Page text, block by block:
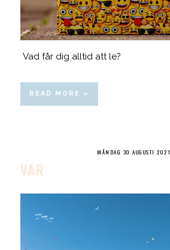
Vad får dig alltid att le?
READ MORE »
MÅNDAG 30 AUGUSTI 2021
VAR